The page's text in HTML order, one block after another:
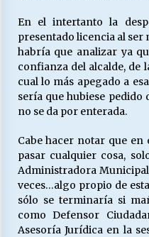
En el intertanto la
presentado licencia al ser
habría que analizar ya
confianza del alcalde, de
cual lo más apegado a
sería que hubiese
no se da por enterada.
Cabe hacer notar que en
pasar cualquier cosa,
Administradora
veces…algo propio de
sólo se terminaría si
como Defensor
Asesoría Jurídica en la